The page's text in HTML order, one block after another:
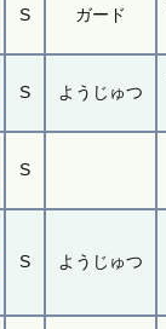
S ガード
S ようじゅつ
S
S ようじゅつ